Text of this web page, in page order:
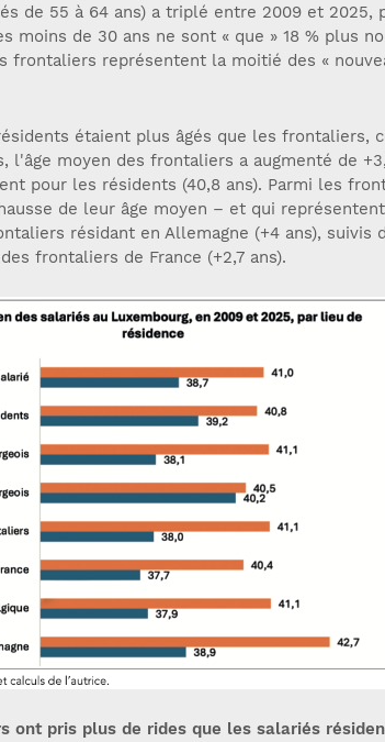
de 55 à 64 ans) a triplé entre 2009 et 2025,
moins de 30 ans ne sont « que » 18 % plus
frontaliers représentent la moitié des «
étaient plus âgés que les frontaliers,
l'âge moyen des frontaliers a augmenté de
pour les résidents (40,8 ans). Parmi les
de leur âge moyen – et qui
résidant en Allemagne (+4 ans), suivis
frontaliers de France (+2,7 ans).
ont pris plus de rides que les salariés